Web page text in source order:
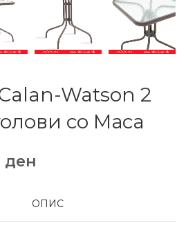
Watson 2
со Маса
ден
ОПИС